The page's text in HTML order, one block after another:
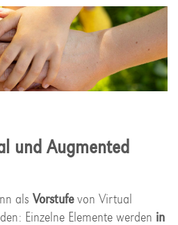
und Augmented
als Vorstufevon Virtual
Einzelne Elemente werden in